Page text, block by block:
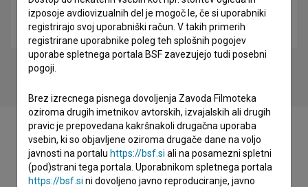
Govorilne ure (2018)
komedija
Zasedba
izposoje avdiovizualnih del je mogoč le, če si uporabniki
registrirajo svoj uporabniški račun. V takih primerih
registrirane uporabnike poleg teh splošnih pogojev
uporabe spletnega portala BSF zavezujejo tudi posebni
pogoji.
Brez izrecnega pisnega dovoljenja Zavoda Filmoteka
oziroma drugih imetnikov avtorskih, izvajalskih ali drugih
pravic je prepovedana kakršnakoli drugačna uporaba
vsebin, ki so objavljene oziroma drugače dane na voljo
javnosti na portalu https://bsf.si ali na posamezni spletni
(pod)strani tega portala. Uporabnikom spletnega portala
https://bsf.si ni dovoljeno javno reproduciranje, javno